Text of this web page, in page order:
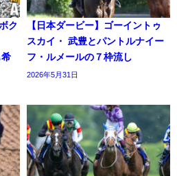
ク
【日本ダービー】ゴーイントゥ
スカイ・ 武豊とパントルナイー
フ・ルメールの７枠流し
2026年5月31日